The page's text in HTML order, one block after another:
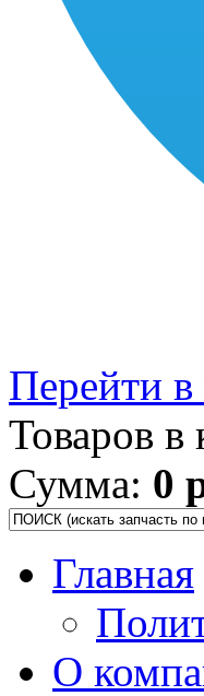
Перейти в
Товаров в
Сумма: 0
Главная
О